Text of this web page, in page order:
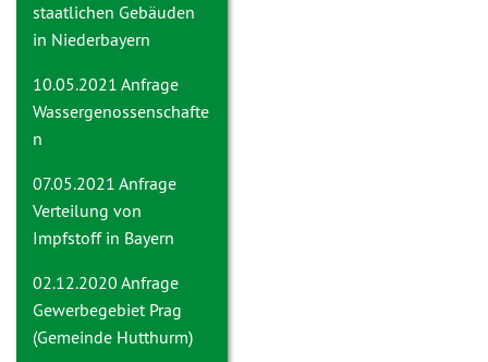
staatlichen Gebäuden
in Niederbayern
10.05.2021 Anfrage
Wassergenossenschafte
n
07.05.2021 Anfrage
Verteilung von
Impfstoff in Bayern
02.12.2020 Anfrage
Gewerbegebiet Prag
(Gemeinde Hutthurm)